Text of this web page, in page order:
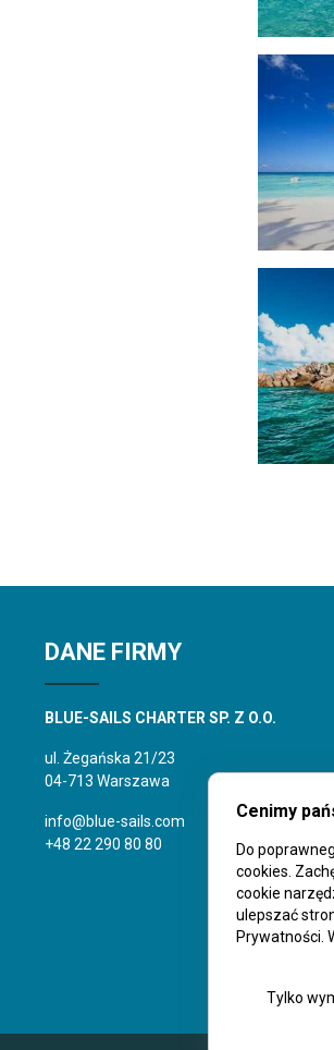
Cenimy
Do
cookies.
cookie
ulepszać
Prywatności.
Tylko
DANE FIRMY
BLUE-SAILS CHARTER SP. Z O.O.
ul. Żegańska 21/23
04-713 Warszawa
info@blue-sails.com
+48 22 290 80 80